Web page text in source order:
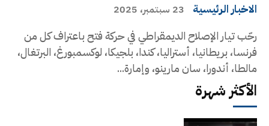
الاخبار الرئيسية 23 سبتمبر، 2025
رحّب تيار الإصلاح الديمقراطي في حركة فتح باعتراف كل من
فرنسا، بريطانيا، أستراليا، كندا، بلجيكا، لوكسمبورغ، البرتغال،
مالطا، أندورا، سان مارينو، وإمارة...
الأكثر شهرة